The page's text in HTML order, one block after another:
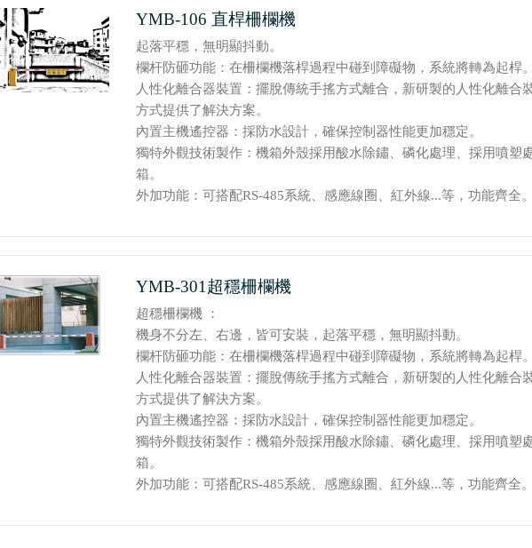
YMB-106 直桿柵欄機
起落平穩，無明顯抖動。
欄杆防砸功能：在柵欄機落桿過程中碰到障礙物，系統將轉為起桿。
人性化離合器裝置：擺脫傳統手搖方式離合，新研製的人性化離合
方式提供了解決方案。
內置主機遙控器：採防水設計，確保控制器性能更加穩定。
獨特外觀技術製作：機箱外殼採用酸水除鏽、磷化處理、採用噴塑
箱。
外加功能：可搭配RS-485系統、感應線圈、紅外線...等，功能齊全。
YMB-301超穩柵欄機
超穩柵欄機 ：
機身不分左、右邊，皆可安裝，起落平穩，無明顯抖動。
欄杆防砸功能：在柵欄機落桿過程中碰到障礙物，系統將轉為起桿。
人性化離合器裝置：擺脫傳統手搖方式離合，新研製的人性化離合
方式提供了解決方案。
內置主機遙控器：採防水設計，確保控制器性能更加穩定。
獨特外觀技術製作：機箱外殼採用酸水除鏽、磷化處理、採用噴塑
箱。
外加功能：可搭配RS-485系統、感應線圈、紅外線...等，功能齊全。